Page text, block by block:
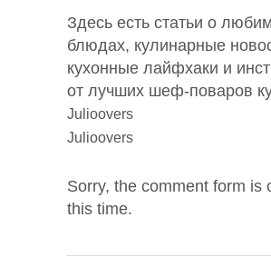
Здесь есть статьи о
блюдах, кулинарные
кухонные лайфхаки и
от лучших шеф-поваров
Julioovers
Julioovers
Sorry, the comment form is
this time.